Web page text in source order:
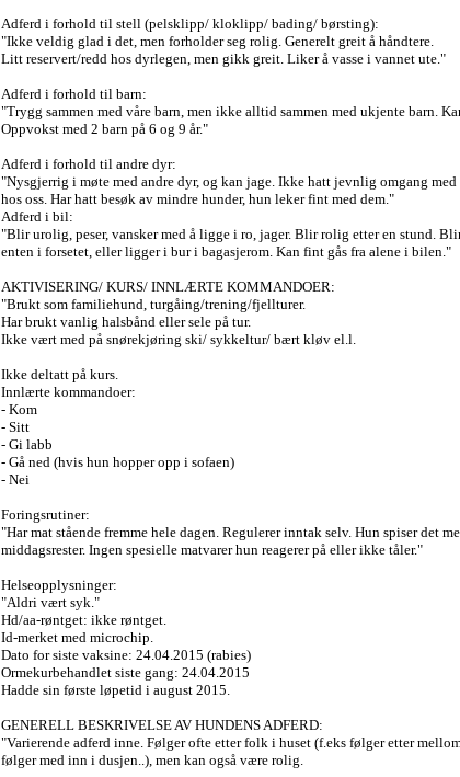
Adferd i forhold til stell (pelsklipp/ kloklipp/ bading/ børsting):
"Ikke veldig glad i det, men forholder seg rolig. Generelt greit å håndtere.
Litt reservert/redd hos dyrlegen, men gikk greit. Liker å vasse i vannet ute."
Adferd i forhold til barn:
"Trygg sammen med våre barn, men ikke alltid sammen med ukjente barn.
Oppvokst med 2 barn på 6 og 9 år."
Adferd i forhold til andre dyr:
"Nysgjerrig i møte med andre dyr, og kan jage. Ikke hatt jevnlig omgang med
hos oss. Har hatt besøk av mindre hunder, hun leker fint med dem."
Adferd i bil:
"Blir urolig, peser, vansker med å ligge i ro, jager. Blir rolig etter en stund.
enten i forsetet, eller ligger i bur i bagasjerom. Kan fint gås fra alene i bilen."
AKTIVISERING/ KURS/ INNLÆRTE KOMMANDOER:
"Brukt som familiehund, turgåing/trening/fjellturer.
Har brukt vanlig halsbånd eller sele på tur.
Ikke vært med på snørekjøring ski/ sykkeltur/ bært kløv el.l.
Ikke deltatt på kurs.
Innlærte kommandoer:
- Kom
- Sitt
- Gi labb
- Gå ned (hvis hun hopper opp i sofaen)
- Nei
Foringsrutiner:
"Har mat stående fremme hele dagen. Regulerer inntak selv. Hun spiser det
middagsrester. Ingen spesielle matvarer hun reagerer på eller ikke tåler."
Helseopplysninger:
"Aldri vært syk."
Hd/aa-røntget: ikke røntget.
Id-merket med microchip.
Dato for siste vaksine: 24.04.2015 (rabies)
Ormekurbehandlet siste gang: 24.04.2015
Hadde sin første løpetid i august 2015.
GENERELL BESKRIVELSE AV HUNDENS ADFERD:
"Varierende adferd inne. Følger ofte etter folk i huset (f.eks følger etter
følger med inn i dusjen..), men kan også være rolig.